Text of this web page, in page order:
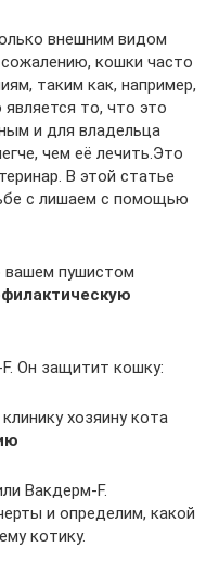
внешним видом
кошки часто
таким как, например,
то, что это
и для владельца
чем её лечить.Это
В этой статье
с лишаем с помощью
вашем пушистом
Он защитит кошку:
хозяину кота
Вакдерм-F.
и определим, какой
котику.